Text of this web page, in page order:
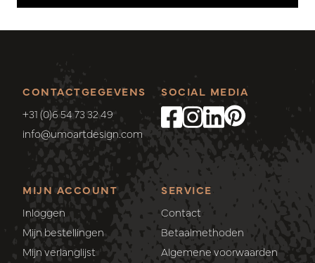
CONTACTGEGEVENS
+31 (0)6 54 73 32 49
info@umoartdesign.com
MIJN ACCOUNT
Inloggen
Mijn bestellingen
Mijn verlanglijst
SERVICE
Contact
Betaalmethoden
Algemene voorwaarden
SOCIAL MEDIA